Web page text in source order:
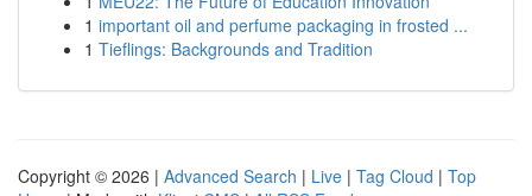
1 important oil and perfume packaging in frosted ...
1 Tieflings: Backgrounds and Tradition
Copyright © 2026 | Advanced Search | Live | Tag Cloud | Top